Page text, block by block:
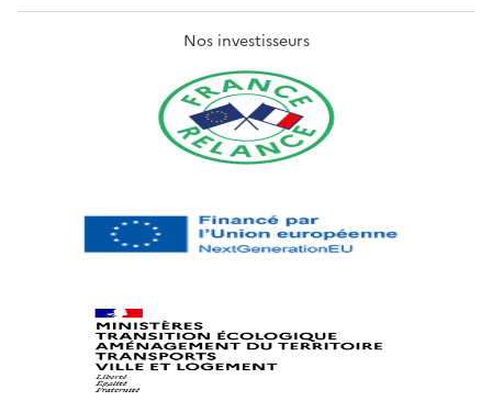
Nos investisseurs